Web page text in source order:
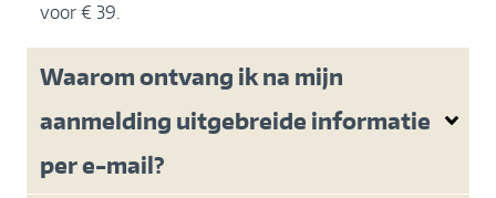
voor € 39.
Waarom ontvang ik na mijn
aanmelding uitgebreide informatie
per e-mail?